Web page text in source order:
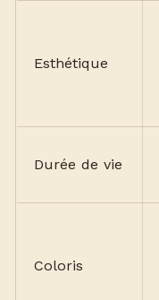
Esthétique
Durée de vie
Coloris